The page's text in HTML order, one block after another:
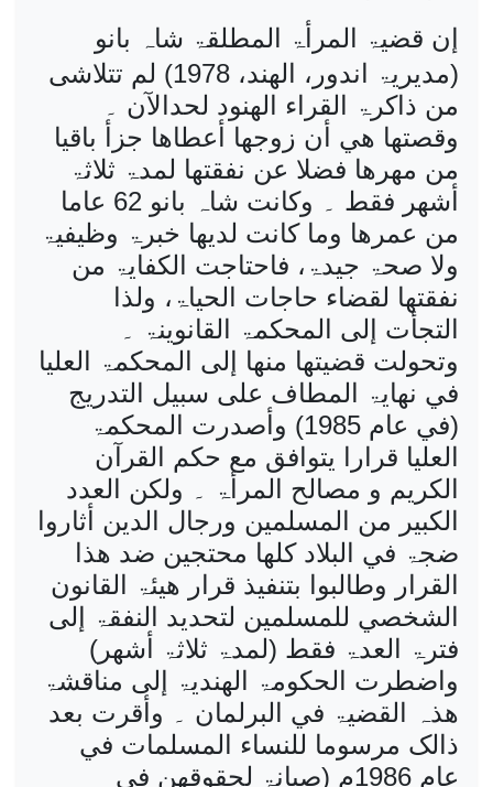
إن قضیۃ المرأۃ المطلقۃ شاہ بانو
(مدیریۃ اندور، الهند، 1978)
لم تتلاشی
من ذاکرۃ القراء الھنود لحدالآن ۔
وقصتھا ھي أن زوجھا أعطاھا جزأ باقیا
من مھرھا فضلا عن نفقتھا لمدۃ ثلاثۃ
أشھر فقط ۔ وکانت شاہ بانو 62 عاما
من عمرھا وما کانت لدیھا خبرۃ وظیفیۃ
ولا صحۃ جیدۃ، فاحتاجت الکفایۃ من
نفقتھا لقضاء حاجات الحیاۃ، ولذا
التجأت إلی المحکمۃ القانوینۃ ۔
وتحولت قضیتھا منھا إلی المحکمۃ العلیا
في نھایۃ المطاف علی سبیل التدریج
(في عام 1985)
وأصدرت المحکمۃ
العلیا قرارا یتوافق مع حکم القرآن
الکریم و مصالح المرأۃ ۔ ولکن العدد
الکبیر من المسلمین ورجال الدین أثاروا
ضجۃ في البلاد کلھا محتجین ضد ھذا
القرار وطالبوا بتنفیذ قرار ھیئۃ القانون
الشخصي للمسلمین لتحدید النفقۃ إلی
فترۃ العدۃ فقط (لمدۃ ثلاثۃ أشھر)
واضطرت الحکومۃ الھندیۃ إلی مناقشۃ
ھذہ القضیۃ في البرلمان ۔ وأقرت بعد
ذالک مرسوما للنساء المسلمات في
عام 1986م (صیانۃ لحقوقھن في